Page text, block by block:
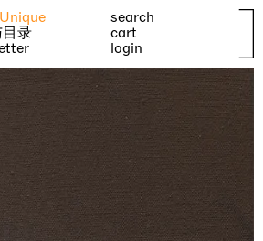
录
search
cart
login